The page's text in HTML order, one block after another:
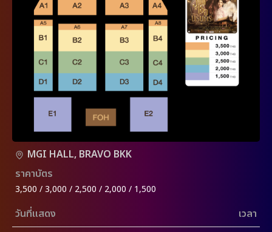
MGI HALL, BRAVO BKK
ราคาบัตร
3,500 / 3,000 / 2,500 / 2,000 / 1,500
วันที่แสดง เวลา